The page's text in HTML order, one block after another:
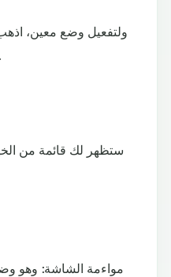
ولتفعيل وضع معين،
الشاشة ثم اختر وضع الشاشة.
ستظهر لك قائمة من
مواءمة الشاشة: وهو